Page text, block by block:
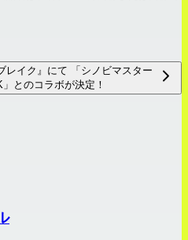
レイク』にて 「シノビマスター
とのコラボが決定！